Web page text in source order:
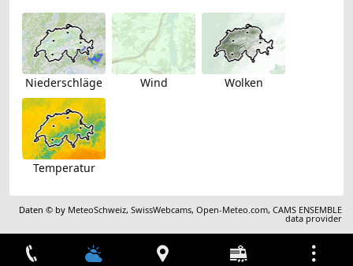
Niederschläge Wind Wolken
Temperatur
Daten © by MeteoSchweiz,SwissWebcams,Open-Meteo.com,CAMS ENSEMBLE
data provider